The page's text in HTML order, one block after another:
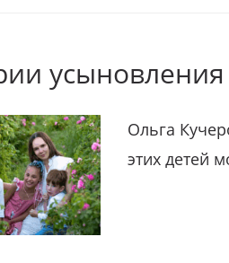
усыновления
Ольга
этих детей